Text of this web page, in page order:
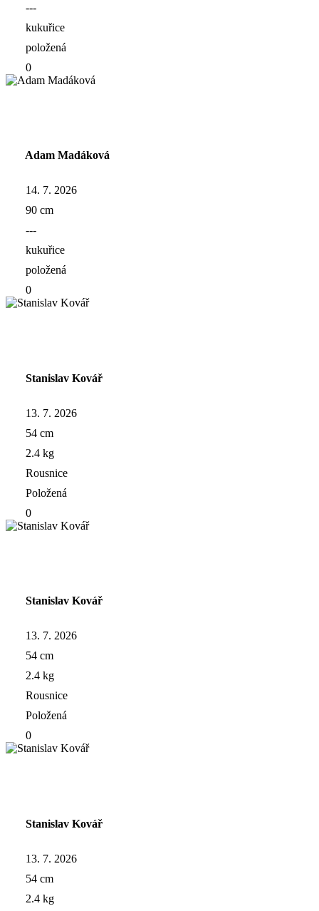
---
kukuřice
položená
0
Adam Madáková
14. 7. 2026
90 cm
---
kukuřice
položená
0
Stanislav Kovář
13. 7. 2026
54 cm
2.4 kg
Rousnice
Položená
0
Stanislav Kovář
13. 7. 2026
54 cm
2.4 kg
Rousnice
Položená
0
Stanislav Kovář
13. 7. 2026
54 cm
2.4 kg